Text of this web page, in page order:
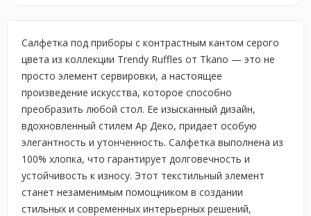
Салфетка под приборы с контрастным кантом серого
цвета из коллекции Trendy Ruffles от Tkano — это не
просто элемент сервировки, а настоящее
произведение искусства, которое способно
преобразить любой стол. Ее изысканный дизайн,
вдохновленный стилем Ар Деко, придает особую
элегантность и утонченность. Салфетка выполнена из
100% хлопка, что гарантирует долговечность и
устойчивость к износу. Этот текстильный элемент
станет незаменимым помощником в создании
стильных и современных интерьерных решений,